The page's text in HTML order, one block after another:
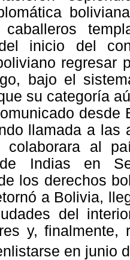
inicio del
regresar
bajo el
su categoría
desde
llamada a las
colaborara al
Indias en
los derechos
a Bolivia,
del
y, finalmente,
en junio